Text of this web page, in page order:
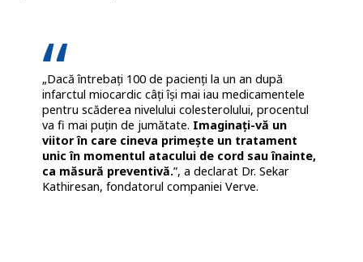
„Dacă întrebați 100 de pacienți la un an după
infarctul miocardic câți își mai iau medicamentele
pentru scăderea nivelului colesterolului, procentul
va fi mai puțin de jumătate. Imaginați-vă un
viitor în care cineva primește un tratament
unic în momentul atacului de cord sau înainte,
ca măsură preventivă.”, a declarat Dr. Sekar
Kathiresan, fondatorul companiei Verve.